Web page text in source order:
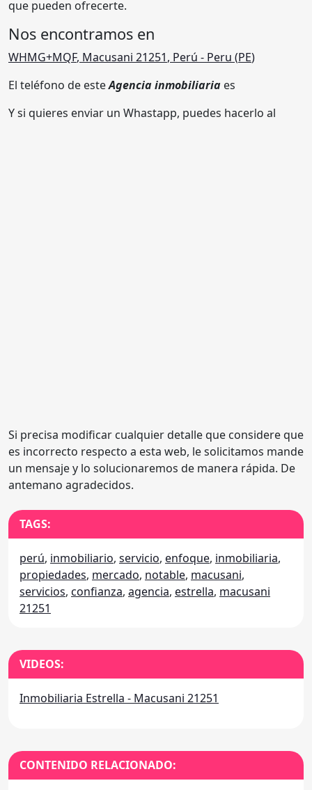
que pueden ofrecerte.
Nos encontramos en
WHMG+MQF, Macusani 21251, Perú - Peru (PE)
El teléfono de esteAgencia inmobiliaria es
Y si quieres enviar un Whastapp, puedes hacerlo al
Si precisa modificar cualquier detalle que considere que
es incorrecto respecto a esta web, le solicitamos mande
un mensaje y lo solucionaremos de manera rápida. De
antemano agradecidos.
TAGS:
perú, inmobiliario, servicio, enfoque, inmobiliaria,
propiedades, mercado, notable, macusani,
servicios, confianza, agencia, estrella, macusani
21251
VIDEOS:
Inmobiliaria Estrella - Macusani 21251
CONTENIDO RELACIONADO: